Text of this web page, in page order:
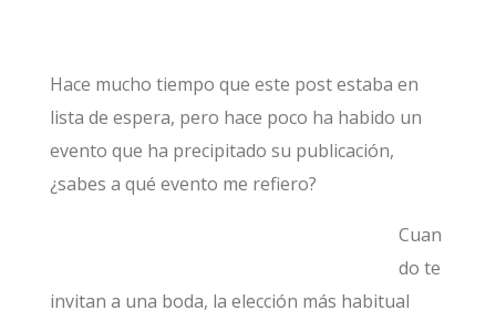
Hace mucho tiempo que este post estaba en
lista de espera, pero hace poco ha habido un
evento que ha precipitado su publicación,
¿sabes a qué evento me refiero?
Cuan
do te
invitan a una boda, la elección más habitual